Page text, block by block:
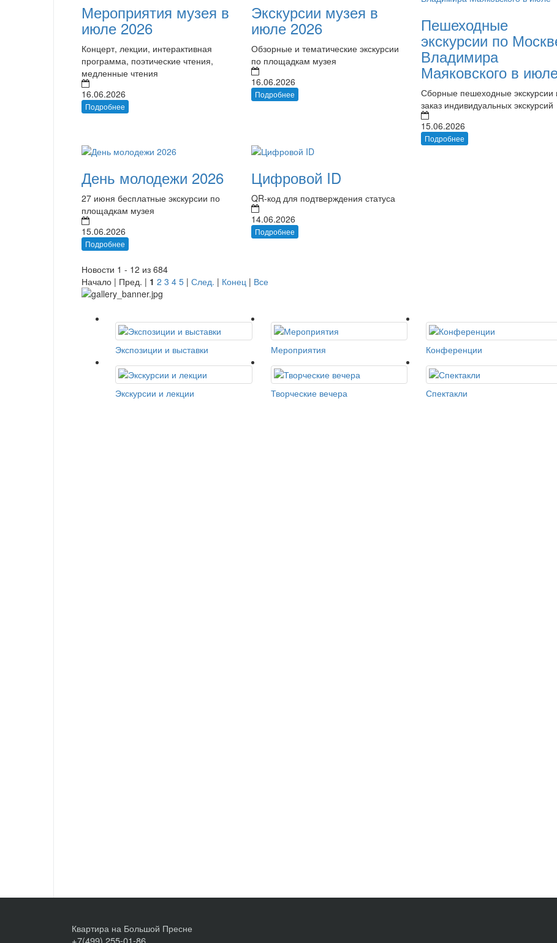
Мероприятия музея в
июле 2026
Концерт, лекции, интерактивная
программа, поэтические чтения,
медленные чтения
16.06.2026
Подробнее
Экскурсии музея в
июле 2026
Обзорные и тематические экскурсии
по площадкам музея
16.06.2026
Подробнее
Пешеходные
экскурсии по
Владимира
Маяковского в
Сборные пешеходные экскурсии
заказ индивидуальных экскурсий
15.06.2026
Подробнее
День молодежи 2026
27 июня бесплатные экскурсии по
площадкам музея
15.06.2026
Подробнее
Цифровой ID
QR-код для подтверждения статуса
14.06.2026
Подробнее
Новости 1 - 12 из 684
Начало | Пред. | 1 2 3 4 5 | След. | Конец | Все
Экспозиции и выставки Мероприятия Конференции
Экскурсии и лекции Творческие вечера Спектакли
Квартира на Большой Пресне
+7(499) 255-01-86